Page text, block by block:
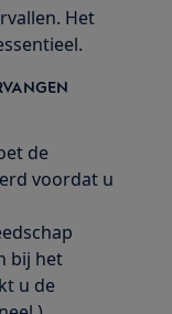
Het
de
voordat u
bij het
u de